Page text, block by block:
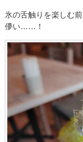
氷の舌触りを楽しむ
儚い……！